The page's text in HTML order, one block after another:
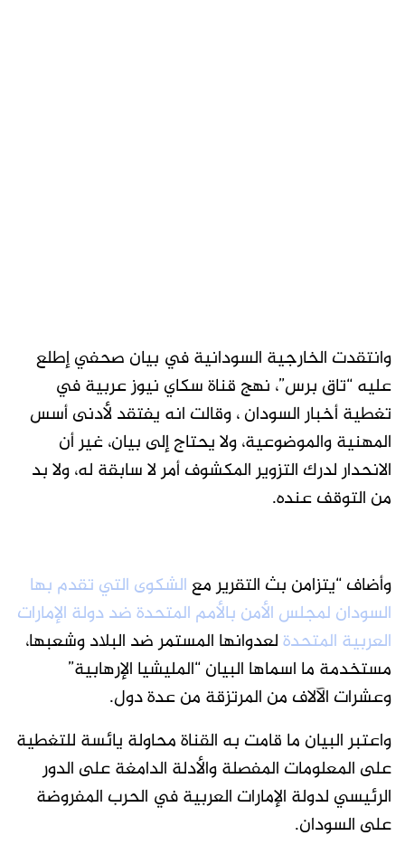
وانتقدت الخارجية السودانية في بيان صحفي إطلع
عليه “تاق برس”، نهج قناة سكاي نيوز عربية في
تغطية أخبار السودان ، وقالت انه يفتقد لأدنى أسس
المهنية والموضوعية، ولا يحتاج إلى بيان، غير أن
الانحدار لدرك التزوير المكشوف أمر لا سابقة له، ولا بد
من التوقف عنده.
وأضاف “يتزامن بث التقرير معالشكوى التي تقدم بها
السودان لمجلس الأمن بالأمم المتحدة ضد دولة الإمارات
العربية المتحدةلعدوانها المستمر ضد البلاد وشعبها،
مستخدمة ما اسماها البيان “المليشيا الإرهابية”
وعشرات الآلاف من المرتزقة من عدة دول.
واعتبر البيان ما قامت به القناة محاولة يائسة للتغطية
على المعلومات المفصلة والأدلة الدامغة على الدور
الرئيسي لدولة الإمارات العربية في الحرب المفروضة
على السودان.